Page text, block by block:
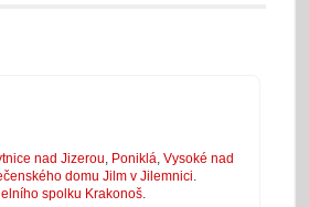
nad Jizerou, Poniklá, Vysoké nad
domu Jilm v Jilemnici.
spolku Krakonoš.